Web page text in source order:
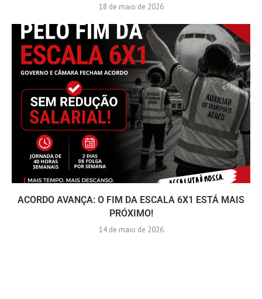
18 de maio de 2026
ACORDO AVANÇA: O FIM DA ESCALA 6X1 ESTÁ MAIS
PRÓXIMO!
14 de maio de 2026